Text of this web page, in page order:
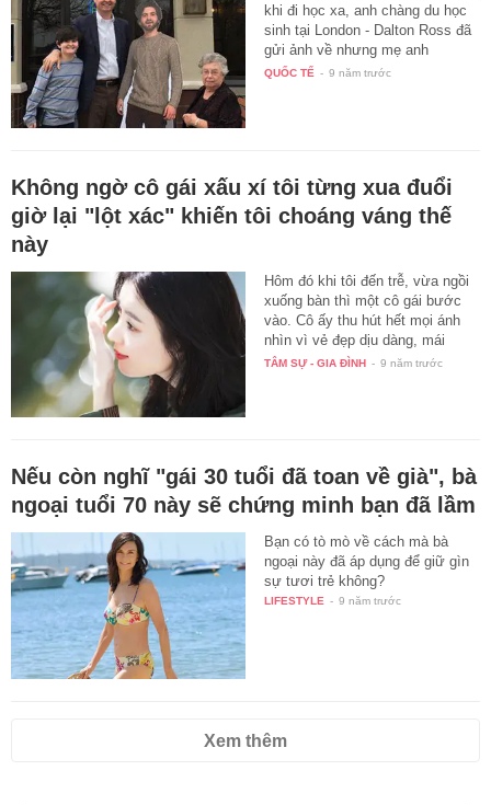
khi đi học xa, anh chàng du học
sinh tại London - Dalton Ross đã
gửi ảnh về nhưng mẹ anh
chàng…
QUỐC TẾ - 9 năm trước
Không ngờ cô gái xấu xí tôi từng xua đuổi
giờ lại "lột xác" khiến tôi choáng váng thế
này
Hôm đó khi tôi đến trễ, vừa ngồi
xuống bàn thì một cô gái bước
vào. Cô ấy thu hút hết mọi ánh
nhìn vì vẻ đẹp dịu dàng, mái
tóc…
TÂM SỰ - GIA ĐÌNH - 9 năm trước
Nếu còn nghĩ "gái 30 tuổi đã toan về già", bà
ngoại tuổi 70 này sẽ chứng minh bạn đã lầm
Bạn có tò mò về cách mà bà
ngoại này đã áp dụng để giữ gìn
sự tươi trẻ không?
LIFESTYLE - 9 năm trước
Xem thêm